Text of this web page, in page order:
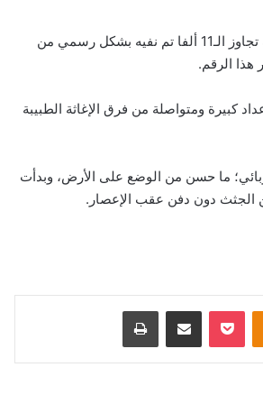
البيان الصادر منذ أيام من منظمة الصحة العالمية، وزعم أن عدد الجثث المستخرجة من درنة تجاوز الـ11 ألفا تم نفيه بشكل رسمي من
الرقم.
كبيرة ومتواصلة من فرق الإغاثة الطبيبة
ما حسن من الوضع على الأرض، وبدأت
الجثث دون دفن عقب الإعصار.
Odnoklassniki
‫Pocket مشاركة عبر البريد طباعة